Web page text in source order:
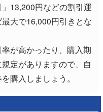
13,200円などの割引運
大で16,000円引きとな
が高かったり、購入期
定がありますので、自
購入しましょう。